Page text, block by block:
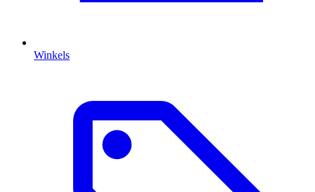
Winkels